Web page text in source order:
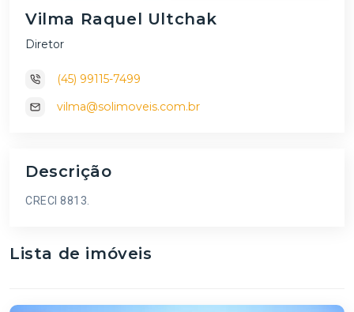
Vilma Raquel Ultchak
Diretor
(45) 99115-7499
vilma@solimoveis.com.br
Descrição
CRECI 8813.
Lista de imóveis